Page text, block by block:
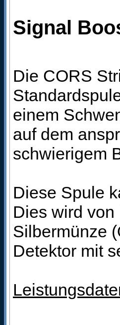
Signal
Die CORS
einem
auf dem
schwierigem
Diese Spule
Dies wird
Silbermünze
Detektor mit